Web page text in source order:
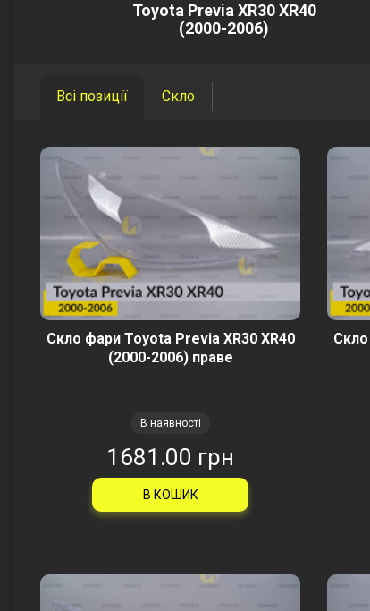
Toyota Previa XR30 XR40
(2000-2006)
Всі позиції Скло
Скло фари Toyota Previa XR30 XR40
(2000-2006) праве
В наявності
1681.00 грн
В КОШИК